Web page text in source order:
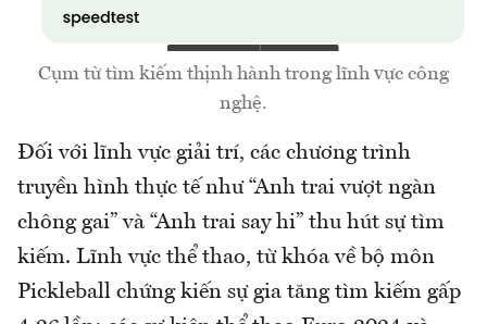
Cụm từ tìm kiếm thịnh hành trong lĩnh vực công
nghệ.
Đối với lĩnh vực giải trí, các chương trình
truyền hình thực tế như “Anh trai vượt ngàn
chông gai” và “Anh trai say hi” thu hút sự tìm
kiếm. Lĩnh vực thể thao, từ khóa về bộ môn
Pickleball chứng kiến sự gia tăng tìm kiếm gấp